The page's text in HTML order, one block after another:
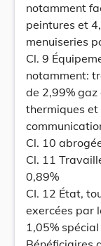
notamment
peintures et
menuiseries
Cl. 9
notamment:
de 2,99% gaz
thermiques et
Cl. 10
Cl. 11
0,89%
CI. 12 État,
exercées par
1,05%